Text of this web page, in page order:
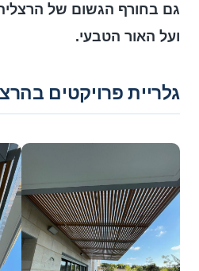
גם בחורף הגשום של הרצליה
ועל האור הטבעי.
גלריית פרויקטים